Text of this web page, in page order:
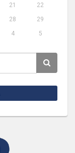
21
22
28
29
4 5